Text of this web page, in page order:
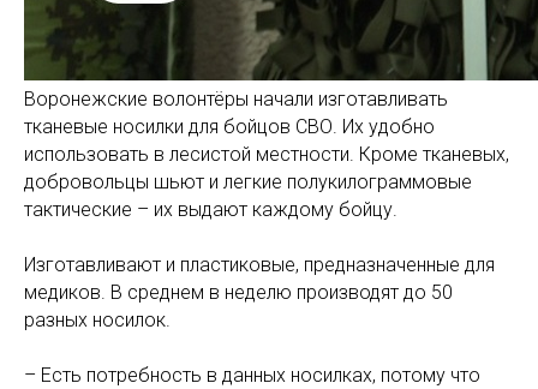
Воронежские волонтёры начали изготавливать
тканевые носилки для бойцов СВО. Их удобно
использовать в лесистой местности. Кроме тканевых,
добровольцы шьют и легкие полукилограммовые
тактические – их выдают каждому бойцу.
Изготавливают и пластиковые, предназначенные для
медиков. В среднем в неделю производят до 50
разных носилок.
– Есть потребность в данных носилках, потому что